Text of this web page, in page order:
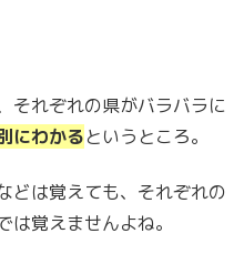
それぞれの県がバラバラに
にわかるというところ。
どは覚えても、それぞれの
覚えませんよね。